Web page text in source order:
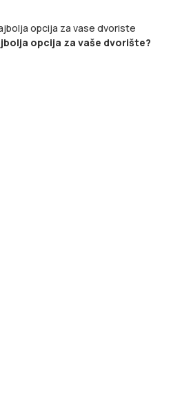
opcija za vaše dvorište?